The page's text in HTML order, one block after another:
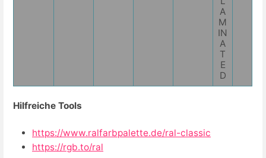
A
M
IN
A
T
E
D
Hilfreiche Tools
https://www.ralfarbpalette.de/ral-classic
https://rgb.to/ral